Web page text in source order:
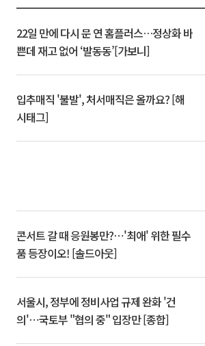
22일 만에 다시 문 연 홈플러스…정상화 바
쁜데 재고 없어 ‘발동동’[가보니]
입추매직 '불발', 처서매직은 올까요? [해
시태그]
콘서트 갈 때 응원봉만?⋯'최애' 위한 필수
품 등장이오! [솔드아웃]
서울시, 정부에 정비사업 규제 완화 '건
의'⋯국토부 "협의 중" 입장만 [종합]